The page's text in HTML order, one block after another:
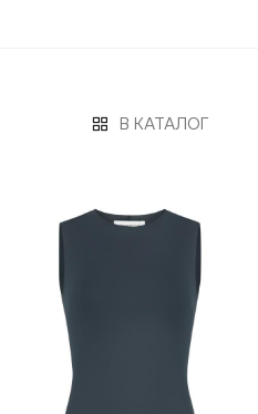
В КАТАЛОГ